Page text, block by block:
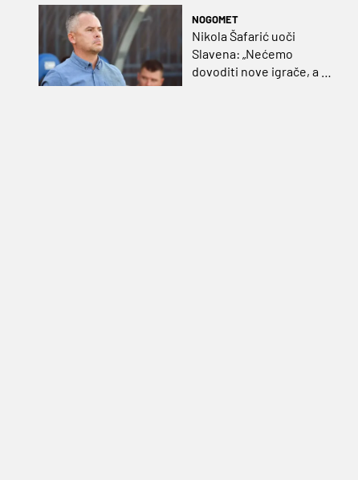
NOGOMET
Nikola Šafarić uoči
Slavena: „Nećemo
dovoditi nove igrače, a o